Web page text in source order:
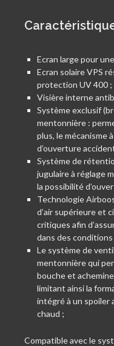
Ecran large pour
Ecran solaire VPS
protection UV 400 ;
Visière interne
Système exclusif
mentonnière :
plus, le mécanisme
d’ouverture
Système de
jugulaire à réglage
la possibilité
Technologie
d’air supérieure et
critiques afin
dans des
Le système de
mentonnière qui
bouche et
limitant ainsi la
intégré à un spoiler
chaud ;
Compatible avec le